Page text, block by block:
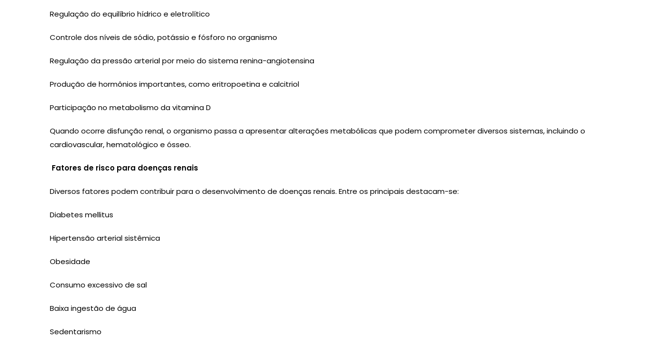
Regulação do equilíbrio hídrico e eletrolítico
Controle dos níveis de sódio, potássio e fósforo no organismo
Regulação da pressão arterial por meio do sistema renina-angiotensina
Produção de hormônios importantes, como eritropoetina e calcitriol
Participação no metabolismo da vitamina D
Quando ocorre disfunção renal, o organismo passa a apresentar alterações metabólicas que podem comprometer diversos sistemas, incluindo o
cardiovascular, hematológico e ósseo.
Fatores de risco para doenças renais
Diversos fatores podem contribuir para o desenvolvimento de doenças renais. Entre os principais destacam-se:
Diabetes mellitus
Hipertensão arterial sistêmica
Obesidade
Consumo excessivo de sal
Baixa ingestão de água
Sedentarismo